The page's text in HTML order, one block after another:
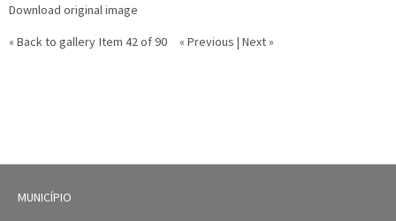
Download original image
« Back to gallery Item 42 of 90 « Previous | Next »
MUNICÍPIO